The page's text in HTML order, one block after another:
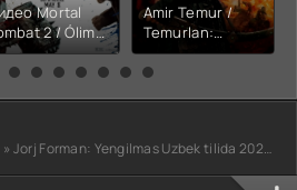
Mortal
2 / Ólim
2 (2026)
tilida
Amir Temur /
Temurlan:
Fathchining
yuksalishi
tarjima kino Full
HD tas-ix
» Jorj Forman: Yengilmas Uzbek tilida 2023 O'zbekcha Tarjima kino HD Skachat